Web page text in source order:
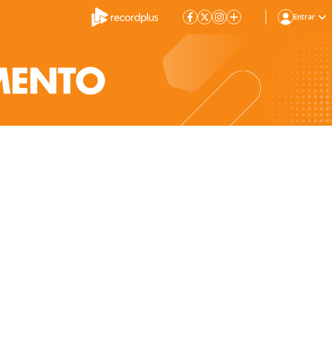
Entrar